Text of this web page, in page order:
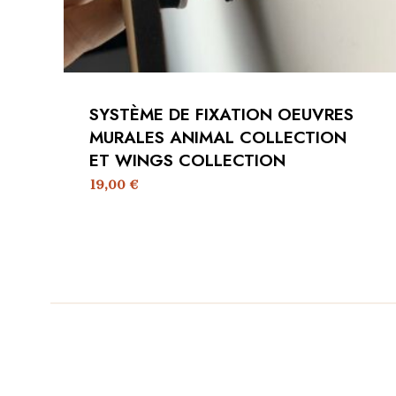
SYSTÈME DE FIXATION OEUVRES
MURALES ANIMAL COLLECTION
ET WINGS COLLECTION
19,00€